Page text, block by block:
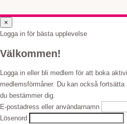
×
Logga in för bästa upplevelse
Välkommen!
Logga in eller bli medlem för att boka
medlemsförmåner. Du kan också
du bestämmer dig.
E-postadress eller användarnamn
Lösenord